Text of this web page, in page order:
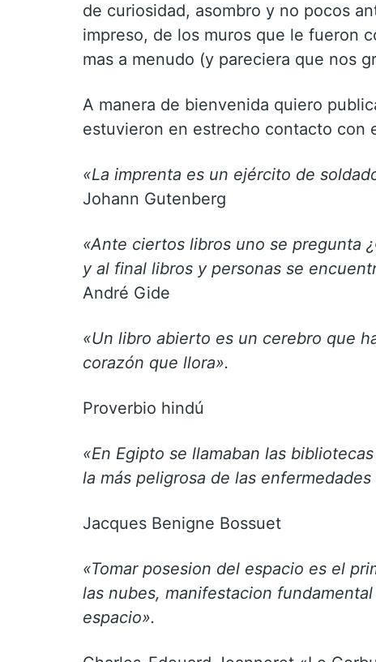
de curiosidad, asombro y no pocos
impreso, de los muros que le fueron
mas a menudo (y pareciera que nos
A manera de bienvenida quiero
estuvieron en estrecho contacto con
«La imprenta es un ejército de
Johann Gutenberg
«Ante ciertos libros uno se pregunta
y al final libros y personas se
André Gide
«Un libro abierto es un cerebro que
corazón que llora».
Proverbio hindú
«En Egipto se llamaban las
la más peligrosa de las
Jacques Benigne Bossuet
«Tomar posesion del espacio es el
las nubes, manifestacion
espacio».